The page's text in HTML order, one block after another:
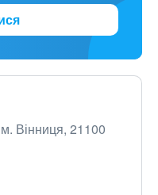
Вінниця, 21100